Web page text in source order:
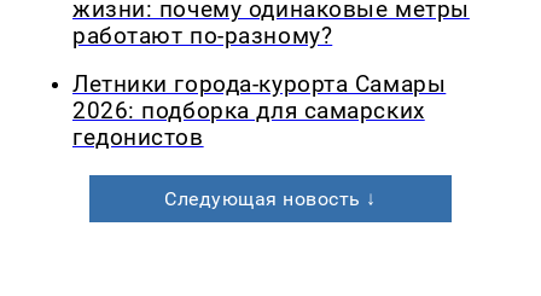
жизни: почему одинаковые метры
работают по-разному?
Летники города-курорта Самары
2026: подборка для самарских
гедонистов
Следующая новость ↓